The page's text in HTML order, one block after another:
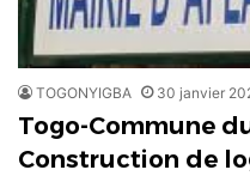
TOGONYIGBA 30 janvier
Togo-Commune
Construction de